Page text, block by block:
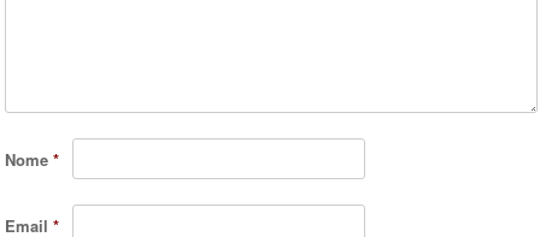
Nome*
Email*